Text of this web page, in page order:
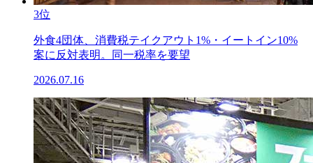
3位
外食4団体、消費税テイクアウト1%・イートイン10%
案に反対表明。同一税率を要望
2026.07.16